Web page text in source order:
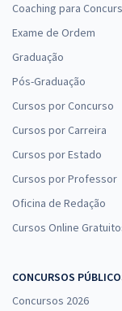
Coaching para
Exame de Ordem
Graduação
Pós-Graduação
Cursos por Concurso
Cursos por Carreira
Cursos por Estado
Cursos por Professor
Oficina de Redação
Cursos Online
CONCURSOS
Concursos 2026